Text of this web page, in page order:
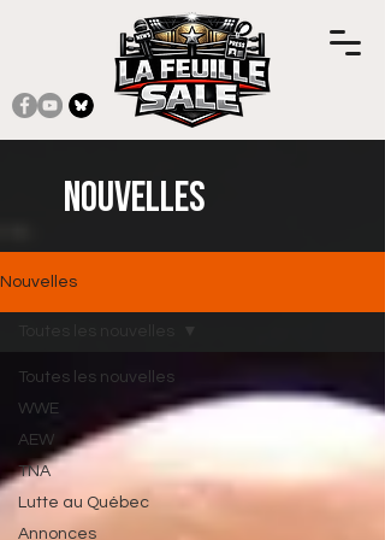
Nouvelles
Nouvelles
Toutes les nouvelles
WWE
AEW
TNA
Lutte au Québec
Annonces